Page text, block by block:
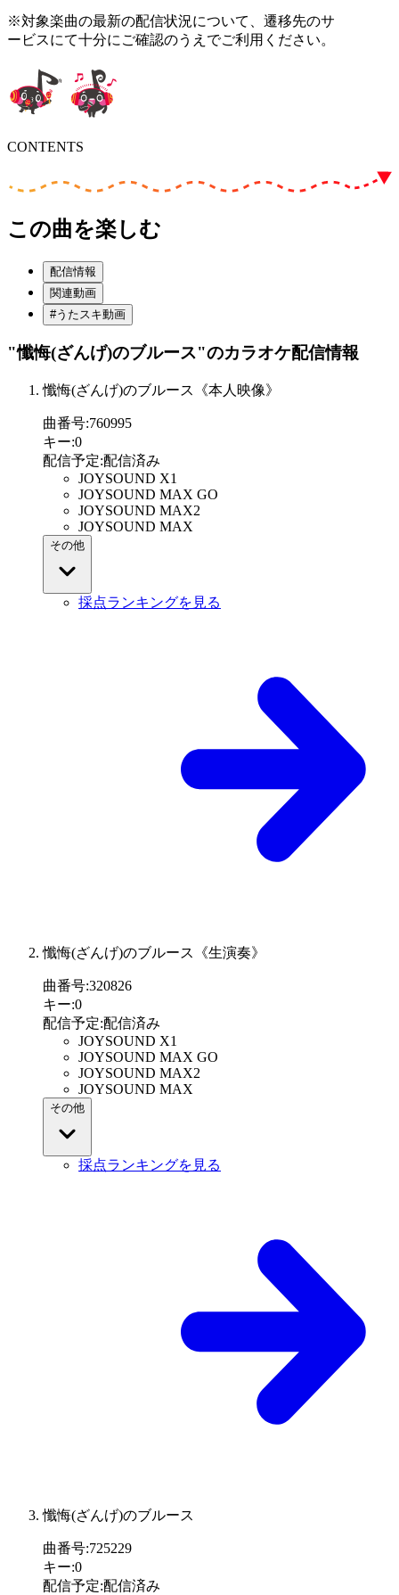
※対象楽曲の最新の配信状況について、遷移先のサ
ービスにて十分にご確認のうえでご利用ください。
CONTENTS
この曲を楽しむ
配信情報
関連動画
#うたスキ動画
"懺悔(ざんげ)のブルース"のカラオケ配信情報
懺悔(ざんげ)のブルース《本人映像》
曲番号:760995
キー:0
配信予定:配信済み
JOYSOUND X1
JOYSOUND MAX GO
JOYSOUND MAX2
JOYSOUND MAX
その他
採点ランキングを見る
懺悔(ざんげ)のブルース《生演奏》
曲番号:320826
キー:0
配信予定:配信済み
JOYSOUND X1
JOYSOUND MAX GO
JOYSOUND MAX2
JOYSOUND MAX
その他
採点ランキングを見る
懺悔(ざんげ)のブルース
曲番号:725229
キー:0
配信予定:配信済み